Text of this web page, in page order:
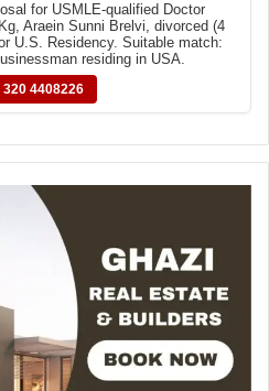
for USMLE-qualified Doctor
Araein Sunni Brelvi, divorced (4
U.S. Residency. Suitable match:
residing in USA.
320 4408226